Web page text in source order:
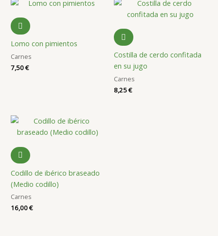
Lomo con pimientos
Carnes
7,50€
Costilla de cerdo confitada
en su jugo
Carnes
8,25€
Codillo de ibérico braseado
(Medio codillo)
Carnes
16,00€